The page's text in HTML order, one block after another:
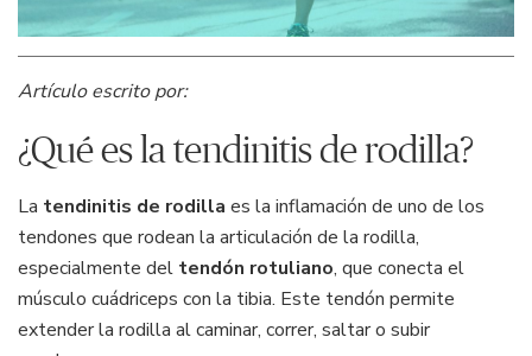
Artículo escrito por:
¿Qué es la tendinitis de rodilla?
La tendinitis de rodilla es la inflamación de uno de los
tendones que rodean la articulación de la rodilla,
especialmente del tendón rotuliano, que conecta el
músculo cuádriceps con la tibia. Este tendón permite
extender la rodilla al caminar, correr, saltar o subir